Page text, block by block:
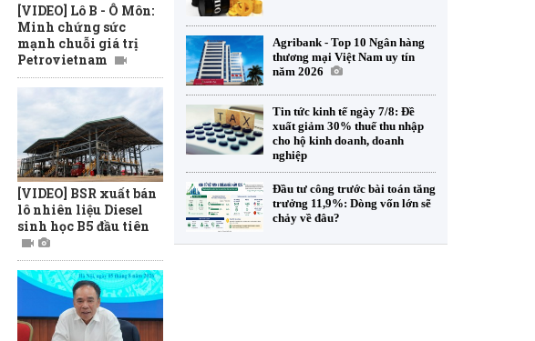
[VIDEO] Lô B - Ô Môn:
Minh chứng sức
mạnh chuỗi giá trị
Petrovietnam
[VIDEO] BSR xuất bán
lô nhiên liệu Diesel
sinh học B5 đầu tiên
Agribank - Top 10 Ngân hàng
thương mại Việt Nam uy tín
năm 2026
Tin tức kinh tế ngày 7/8: Đề
xuất giảm 30% thuế thu nhập
cho hộ kinh doanh, doanh
nghiệp
Đầu tư công trước bài toán tăng
trưởng 11,9%: Dòng vốn lớn sẽ
chảy về đâu?